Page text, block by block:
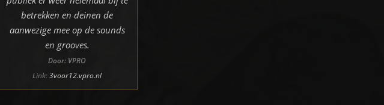
betrekken en deinen de
aanwezige mee op de sounds
en grooves.
Door: VPRO
Link:3voor12.vpro.nl